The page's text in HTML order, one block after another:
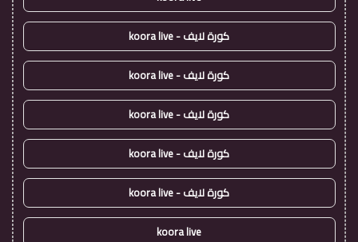
كورة لايف - koora live
كورة لايف - koora live
كورة لايف - koora live
كورة لايف - koora live
كورة لايف - koora live
koora live